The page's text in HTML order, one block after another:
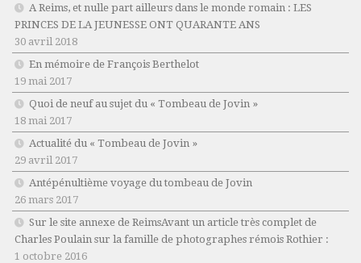
A Reims, et nulle part ailleurs dans le monde romain : LES
PRINCES DE LA JEUNESSE ONT QUARANTE ANS
30 avril 2018
En mémoire de François Berthelot
19 mai 2017
Quoi de neuf au sujet du « Tombeau de Jovin »
18 mai 2017
Actualité du « Tombeau de Jovin »
29 avril 2017
Antépénultième voyage du tombeau de Jovin
26 mars 2017
Sur le site annexe de ReimsAvant un article très complet de
Charles Poulain sur la famille de photographes rémois Rothier :
1 octobre 2016